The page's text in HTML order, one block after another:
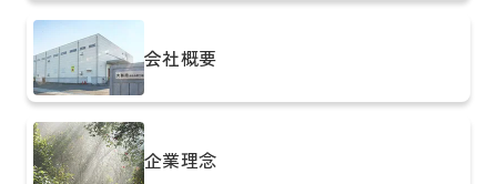
会社概要
企業理念